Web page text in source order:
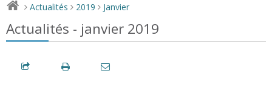
> Actualités > 2019 > Janvier
Actualités - janvier 2019